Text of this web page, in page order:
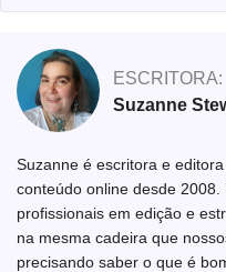
ESCRITORA:
Suzanne
Suzanne é escritora e
conteúdo online desde
profissionais em edição e
na mesma cadeira que
precisando saber o que é